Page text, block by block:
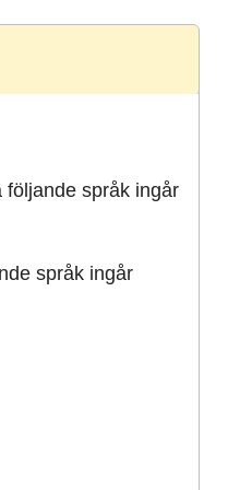
följande språk ingår
språk ingår